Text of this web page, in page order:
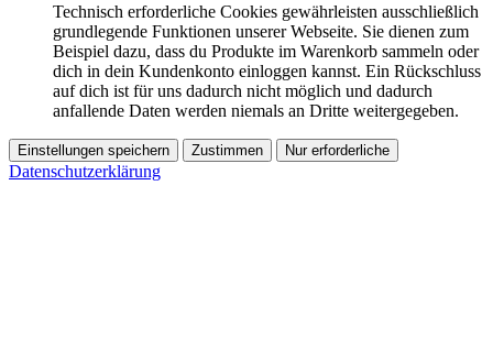
Technisch erforderliche Cookies gewährleisten ausschließlich
grundlegende Funktionen unserer Webseite. Sie dienen zum
Beispiel dazu, dass du Produkte im Warenkorb sammeln oder
dich in dein Kundenkonto einloggen kannst. Ein Rückschluss
auf dich ist für uns dadurch nicht möglich und dadurch
anfallende Daten werden niemals an Dritte weitergegeben.
Einstellungen speichern Zustimmen Nur erforderliche
Datenschutzerklärung